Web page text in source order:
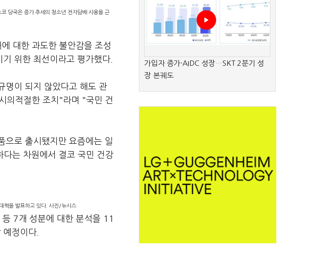
당국은 증가 추세의 청소년 전자담배 사용을 근
대한 과도한 불안감을 조성
위한 최선이라고 평가했다.
명이 되지 않았다고 해도 관
의적절한 조치"라며 "국민 건
으로 출시됐지만 요즘에는 일
는 차원에서 결코 국민 건강
책을 발표하고 있다. 사진/뉴시스
7개 성분에 대한 분석을 11
정이다.
가입자 증가·AIDC 성장…SKT 2분기 성
장 본궤도